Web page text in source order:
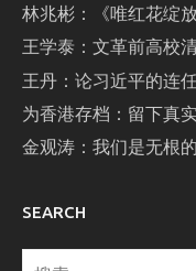
林兆彬：《唯红花绽
王学泰：文革前高校
王丹：论习近平的连
为香港存档：留下真
金观涛：我们是无根
SEARCH
搜